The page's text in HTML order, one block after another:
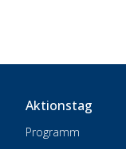
Aktionstag
Programm